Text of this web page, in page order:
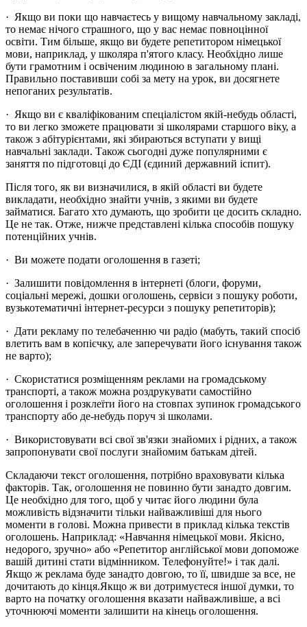
· Якщо ви поки що навчаєтесь у вищому навчальному закладі,
то немає нічого страшного, що у вас немає повноцінної
освіти. Тим більше, якщо ви будете репетитором німецької
мови, наприклад, у школяра п'ятого класу. Необхідно лише
бути грамотним і освіченим людиною в загальному плані.
Правильно поставивши собі за мету на урок, ви досягнете
непоганих результатів.
· Якщо ви є кваліфікованим спеціалістом якій-небудь області,
то ви легко зможете працювати зі школярами старшого віку, а
також з абітурієнтами, які збираються вступати у вищі
навчальні заклади. Також сьогодні дуже популярними є
заняття по підготовці до ЄДІ (єдиний державний іспит).
Після того, як ви визначилися, в якій області ви будете
викладати, необхідно знайти учнів, з якими ви будете
займатися. Багато хто думають, що зробити це досить складно.
Це не так. Отже, нижче представлені кілька способів пошуку
потенційних учнів.
· Ви можете подати оголошення в газеті;
· Залишити повідомлення в інтернеті (блоги, форуми,
соціальні мережі, дошки оголошень, сервіси з пошуку роботи,
вузькотематичні інтернет-ресурси з пошуку репетиторів);
· Дати рекламу по телебаченню чи радіо (мабуть, такий спосіб
влетить вам в копієчку, але заперечувати його існування також
не варто);
· Скористатися розміщенням реклами на громадському
транспорті, а також можна роздрукувати самостійно
оголошення і розклеїти його на стовпах зупинок громадського
транспорту або де-небудь поруч зі школами.
· Використовувати всі свої зв'язки знайомих і рідних, а також
запропонувати свої послуги знайомим батькам дітей.
Складаючи текст оголошення, потрібно враховувати кілька
факторів. Так, оголошення не повинно бути занадто довгим.
Це необхідно для того, щоб у читає його людини була
можливість відзначити тільки найважливіші для нього
моменти в голові. Можна привести в приклад кілька текстів
оголошень. Наприклад: «Навчання німецької мови. Якісно,
недорого, зручно» або «Репетитор англійської мови допоможе
вашій дитині стати відмінником. Телефонуйте!» і так далі.
Якщо ж реклама буде занадто довгою, то її, швидше за все, не
дочитають до кінця.Якщо ж ви дотримуєтеся іншої думки, то
варто на початку оголошення вказати найважливіше, а всі
уточнюючі моменти залишити на кінець оголошення.